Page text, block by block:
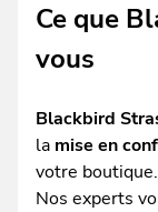
Ce que
vous
Blackbird
la mise en
votre boutique.
Nos experts